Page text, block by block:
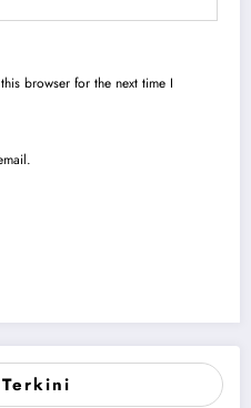
browser for the next time I